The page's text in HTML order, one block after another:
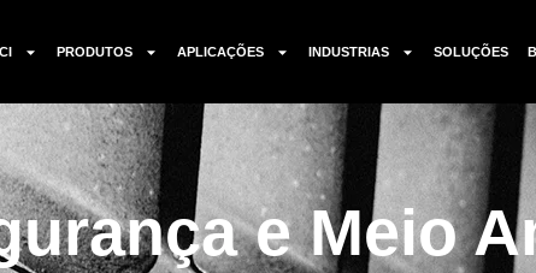
PRODUTOS APLICAÇÕES INDUSTRIAS SOLUÇÕES
e Meio